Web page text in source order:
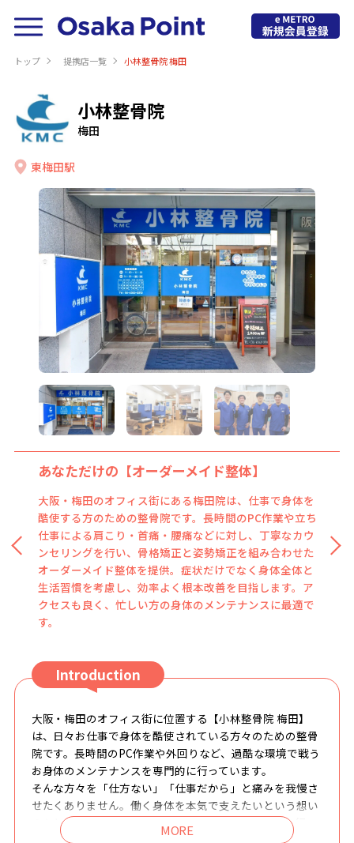
トップ 提携店⼀覧 小林整骨院 梅田
小林整骨院
梅田
東梅田駅
あなただけの【オーダーメイド整体】
大阪・梅田のオフィス街にある梅田院は、仕事で身体を
酷使する方のための整骨院です。長時間のPC作業や立ち
仕事による肩こり・首痛・腰痛などに対し、丁寧なカウ
ンセリングを行い、骨格矯正と姿勢矯正を組み合わせた
オーダーメイド整体を提供。症状だけでなく身体全体と
生活習慣を考慮し、効率よく根本改善を目指します。ア
クセスも良く、忙しい方の身体のメンテナンスに最適で
す。
『小林式矯正法』
「小林式矯正法」とは、背骨や骨盤の歪みを正しく整
え、体が本来持つ自然治癒力を最大限に引き出す当院独
自の施術です。つらい腰痛や肩こりはもちろん、スポー
ツによるケガの予防・早期回復まで、幅広い症状に対応
します。施術後すぐに効果を実感できるだけでなく、不
調を繰り返さない体づくりを目指せることが、多くの方
に選ばれている理由です。
Introduction
大阪・梅田のオフィス街に位置する【小林整骨院 梅田】
は、日々お仕事で身体を酷使されている方々のための整骨
院です。長時間のPC作業や外回りなど、過酷な環境で戦う
お身体のメンテナンスを専門的に行っています。
そんな方々を「仕方ない」「仕事だから」と痛みを我慢さ
せたくありません。働く身体を本気で支えたいという想い
のもと、流れ作業ではない【オーダーメイド整体】を行っ
ています。国家資格者として、身体の状態・動き・癖・生